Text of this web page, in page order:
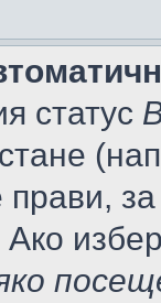
статус